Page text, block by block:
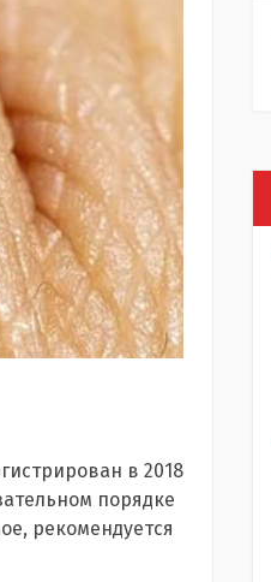
в 2018
порядке
рекомендуется